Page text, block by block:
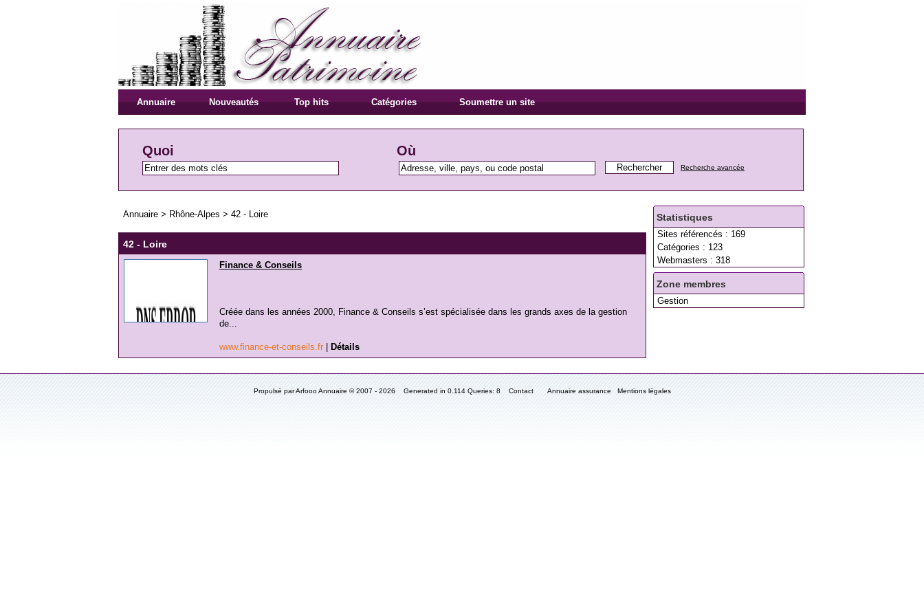
Annuaire Nouveautés Top hits Catégories Soumettre un site
Quoi Où
Recherche avancée
Statistiques
Sites référencés : 169
Catégories : 123
Webmasters : 318
Zone membres
Gestion
Annuaire > Rhône-Alpes > 42 - Loire
42 - Loire
Finance & Conseils
Créée dans les années 2000, Finance & Conseils s’est spécialisée dans les grands axes de la gestion
de...
www.finance-et-conseils.fr Détails
Propulsé par Arfooo Annuaire © 2007 - 2026 Generated in 0.114 Queries: 8 Contact Annuaire assurance Mentions légales